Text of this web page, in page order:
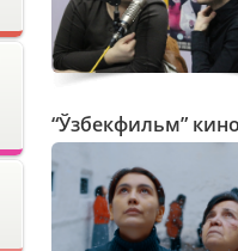
“Ўзбекфильм”